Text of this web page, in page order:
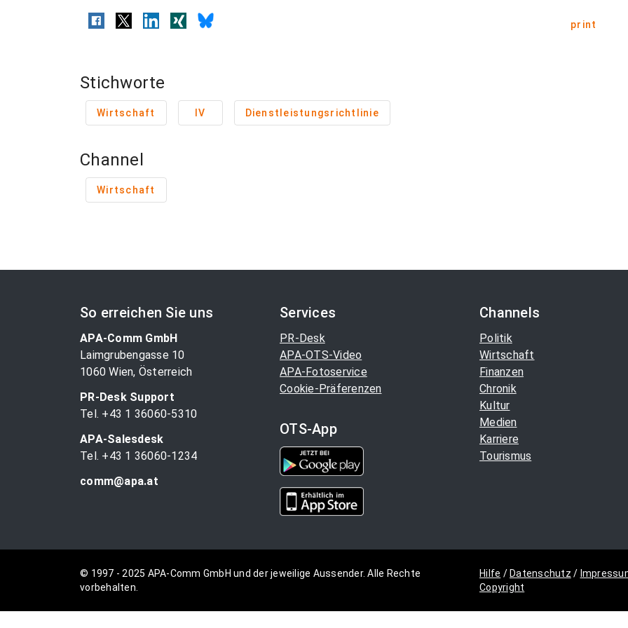
print
Stichworte
Wirtschaft IV Dienstleistungsrichtlinie
Channel
Wirtschaft
So erreichen Sie uns
APA-Comm GmbH
Laimgrubengasse 10
1060 Wien, Österreich
PR-Desk Support
Tel. +43 1 36060-5310
APA-Salesdesk
Tel. +43 1 36060-1234
comm@apa.at
Services
PR-Desk
APA-OTS-Video
APA-Fotoservice
Cookie-Präferenzen
OTS-App
Channels
Politik
Wirtschaft
Finanzen
Chronik
Kultur
Medien
Karriere
Tourismus
© 1997 - 2025 APA-Comm GmbH und der jeweilige Aussender. Alle Rechte
vorbehalten.
Hilfe / Datenschutz /
Copyright